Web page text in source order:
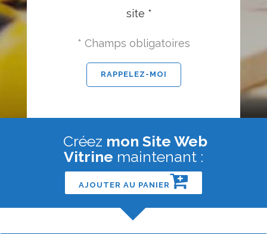
site *
* Champs obligatoires
Créez mon Site Web
Vitrine maintenant :
AJOUTER AU PANIER